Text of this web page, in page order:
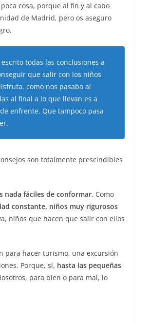
cosa, porque al fin y al cabo
de Madrid, pero os aseguro
todas las conclusiones a
que salir con los niños
como nos pasaba al
al final a lo que llevan es a
enfrente. Que tampoco pasa
son totalmente prescindibles
nada fáciles de conformar. Como
constante, niños muy rigurosos
niños que hacen que salir con ellos
para hacer turismo, una excursión
Porque, sí, hasta las pequeñas
para bien o para mal, lo